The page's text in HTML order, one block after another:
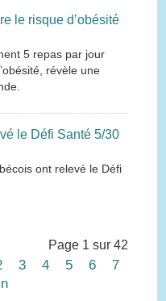
le risque d’obésité
5 repas par jour
révèle une
le Défi Santé 5/30
ont relevé le Défi
Page 1 sur 42
3 4 5 6
7